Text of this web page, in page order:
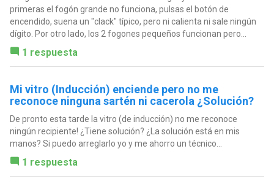
primeras el fogón grande no funciona, pulsas el botón de
encendido, suena un "clack" típico, pero ni calienta ni sale ningún
dígito. Por otro lado, los 2 fogones pequeños funcionan pero...
1 respuesta
Mi vitro (Inducción) enciende pero no me
reconoce ninguna sartén ni cacerola ¿Solución?
De pronto esta tarde la vitro (de inducción) no me reconoce
ningún recipiente! ¿Tiene solución? ¿La solución está en mis
manos? Si puedo arreglarlo yo y me ahorro un técnico...
1 respuesta